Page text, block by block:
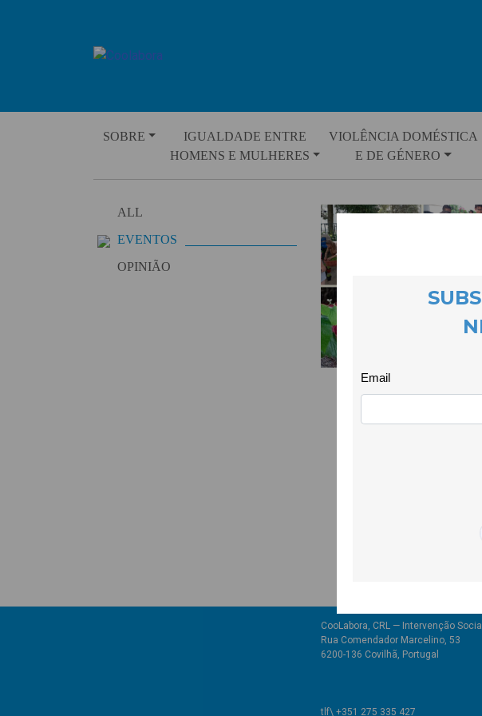
SOBRE
IGUALDADE ENTRE
HOMENS E MULHERES
VIOLÊNCIA DOMÉSTICA
E DE GÉNERO
ALL
EVENTOS
OPINIÃO
CooLabora, CRL — Intervenção Social
Rua Comendador Marcelino, 53
6200-136 Covilhã, Portugal
tlf\ +351 275 335 427